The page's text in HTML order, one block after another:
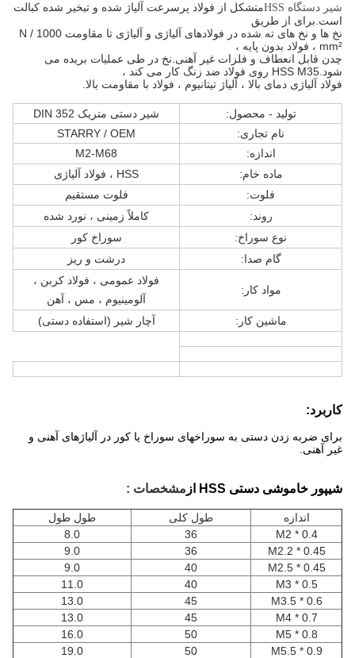
شیر دستگاه HSS
متشکل از فولاد پرسرعت آلیاژ شده و تبخیر شده کبالت
است.برای از طریق
نخ ها و نخ های ته شده در فولادهای آلیاژی و آلیاژی تا مقاومت 1000 N /
mm² ، فولاد بدون پایه ،
چدن قابل انعطاف و فلزات غیر آهنی.نخ در طی عملیات بریده می
شود.HSS M35 روی فولاد ضد زنگ کار می کند ،
فولاد آلیاژی دمای بالا ، آلیاژ تیتانیوم ، فولاد با مقاومت بالا.
تولید - محصول:
شیر دستی متریک DIN 352
نام تجاری:
STARRY / OEM
اندازه:
M2-M68
ماده خام:
HSS ، فولاد آلیاژی
فلوت:
فلوت مستقیم
روند:
کاملاً زمینی ، نورد شده
نوع سوراخ:
سوراخ کور
گام صدا:
درشت و ریز
مواد کار:
فولاد عمومی ، فولاد کربن ،
آلومینیوم ، مس ، آهن
ماشین کار:
آچار شیر (استفاده دستی)
کاربرد:
برای ضربه زدن دستی به سوراخهای سوراخ یا کور در آلیاژهای آهنی و
غیر آهنی.
شیپور خاموشی دستی HSS از مشخصات :
اندازه طول کلی
طول طول
M2 * 0.4
36
8.0
M2.2 * 0.45
36
9.0
M2.5 * 0.45
40
9.0
M3 * 0.5
40
11.0
M3.5 * 0.6
45
13.0
M4 * 0.7
45
13.0
M5 * 0.8
50
16.0
M5.5 * 0.9
50
19.0